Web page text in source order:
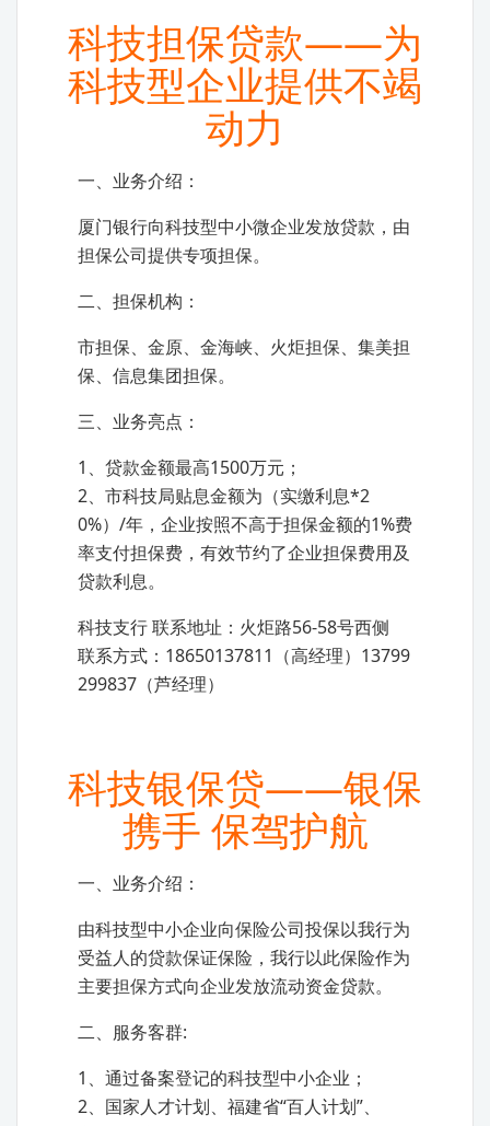
科技担保贷款——为
科技型企业提供不竭
动力
一、业务介绍：
厦门银行向科技型中小微企业发放贷款，由
担保公司提供专项担保。
二、担保机构：
市担保、金原、金海峡、火炬担保、集美担
保、信息集团担保。
三、业务亮点：
1、贷款金额最高1500万元；
2、市科技局贴息金额为（实缴利息*2
0%）/年，企业按照不高于担保金额的1%费
率支付担保费，有效节约了企业担保费用及
贷款利息。
科技支行 联系地址：火炬路56-58号西侧
联系方式：18650137811（高经理）13799
299837（芦经理）
科技银保贷——银保
携手 保驾护航
一、业务介绍：
由科技型中小企业向保险公司投保以我行为
受益人的贷款保证保险，我行以此保险作为
主要担保方式向企业发放流动资金贷款。
二、服务客群:
1、通过备案登记的科技型中小企业；
2、国家人才计划、福建省“百人计划”、